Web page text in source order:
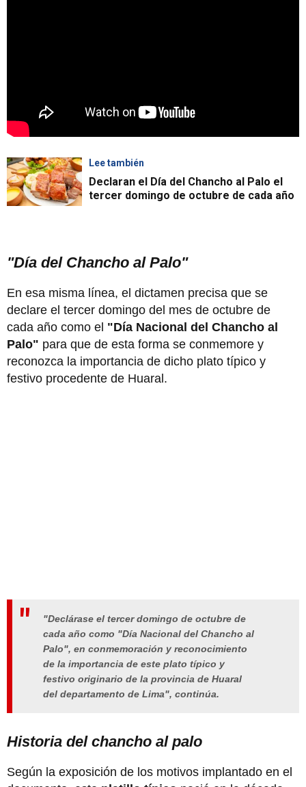
Lee también
Declaran el Día del Chancho al Palo el
tercer domingo de octubre de cada año
"Día del Chancho al Palo"
En esa misma línea, el dictamen precisa que se
declare el tercer domingo del mes de octubre de
cada año como el "Día Nacional del Chancho al
Palo" para que de esta forma se conmemore y
reconozca la importancia de dicho plato típico y
festivo procedente de Huaral.
"Declárase el tercer domingo de octubre de
cada año como "Día Nacional del Chancho al
Palo", en conmemoración y reconocimiento
de la importancia de este plato típico y
festivo originario de la provincia de Huaral
del departamento de Lima", continúa.
Historia del chancho al palo
Según la exposición de los motivos implantado en el